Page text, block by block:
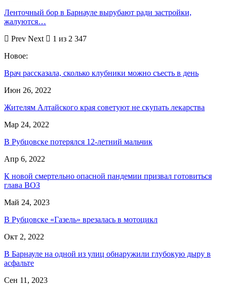
Ленточный бор в Барнауле вырубают ради застройки,
жалуются…
Prev Next
1 из 2 347
Новое:
Врач рассказала, сколько клубники можно съесть в день
Июн 26, 2022
Жителям Алтайского края советуют не скупать лекарства
Мар 24, 2022
В Рубцовске потерялся 12-летний мальчик
Апр 6, 2022
К новой смертельно опасной пандемии призвал готовиться
глава ВОЗ
Май 24, 2023
В Рубцовске «Газель» врезалась в мотоцикл
Окт 2, 2022
В Барнауле на одной из улиц обнаружили глубокую дыру в
асфальте
Сен 11, 2023